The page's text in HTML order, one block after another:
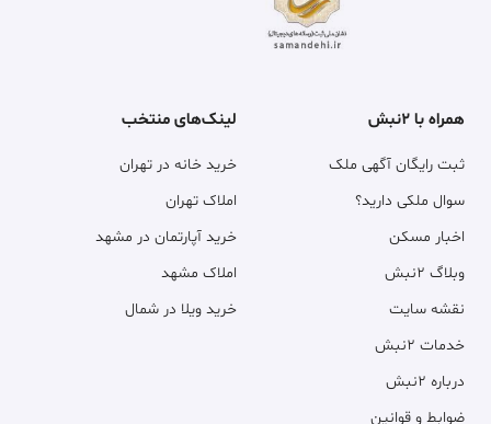
همراه با ۲نبش
ثبت رایگان آگهی ملک
سوال ملکی دارید؟
اخبار مسکن
وبلاگ ۲نبش
نقشه سایت
خدمات ۲نبش
درباره ۲نبش
ضوابط و قوانین
لینک‌های منتخب
خرید خانه در تهران
املاک تهران
خرید آپارتمان در مشهد
املاک مشهد
خرید ویلا در شمال